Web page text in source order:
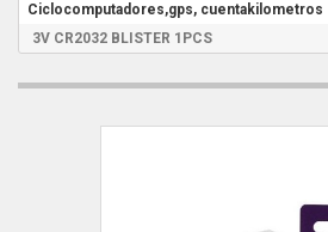
Ciclocomputadores,gps, cuentakilometros
3V CR2032 BLISTER 1PCS